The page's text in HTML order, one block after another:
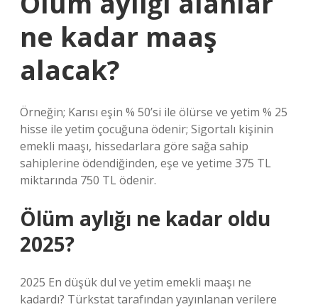
ne kadar maaş
alacak?
Örneğin; Karısı eşin % 50’si ile ölürse ve yetim % 25
hisse ile yetim çocuğuna ödenir; Sigortalı kişinin
emekli maaşı, hissedarlara göre sağa sahip
sahiplerine ödendiğinden, eşe ve yetime 375 TL
miktarında 750 TL ödenir.
Ölüm aylığı ne kadar oldu
2025?
2025 En düşük dul ve yetim emekli maaşı ne
kadardı? Türkstat tarafından yayınlanan verilere